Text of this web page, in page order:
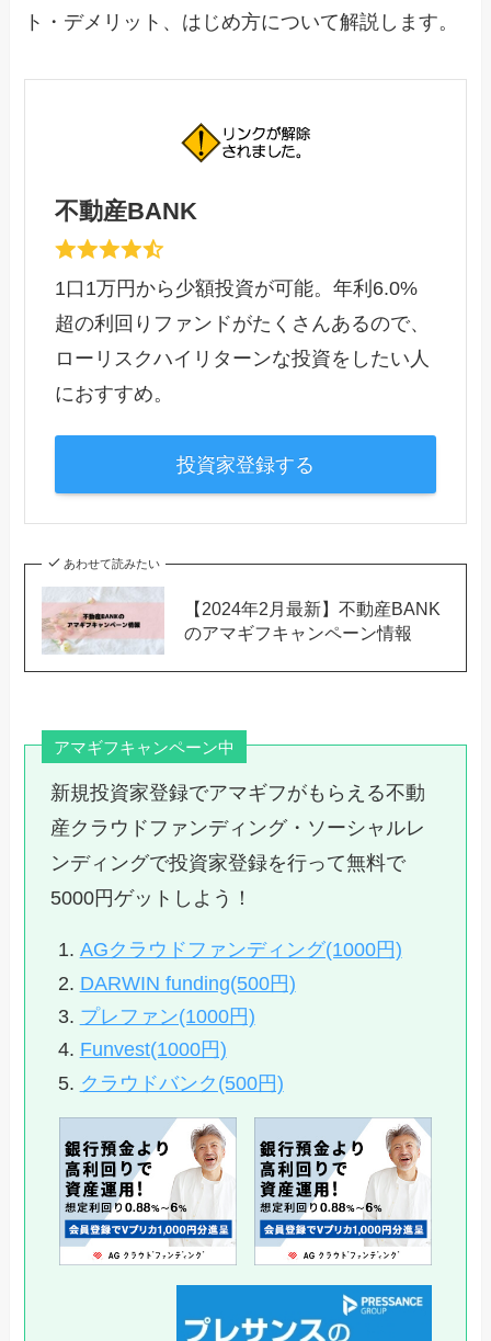
ト・デメリット、はじめ方について解説します。
不動産BANK
1口1万円から少額投資が可能。年利6.0%
超の利回りファンドがたくさんあるので、
ローリスクハイリターンな投資をしたい人
におすすめ。
投資家登録する
あわせて読みたい
【2024年2月最新】不動産BANK
のアマギフキャンペーン情報
アマギフキャンペーン中
新規投資家登録でアマギフがもらえる不動
産クラウドファンディング・ソーシャルレ
ンディングで投資家登録を行って無料で
5000円ゲットしよう！
AGクラウドファンディング(1000円)
DARWIN funding(500円)
プレファン(1000円)
Funvest(1000円)
クラウドバンク(500円)